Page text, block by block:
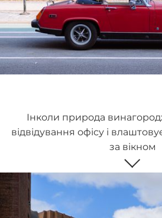
Інколи природа
відвідування офісу і
за вікном